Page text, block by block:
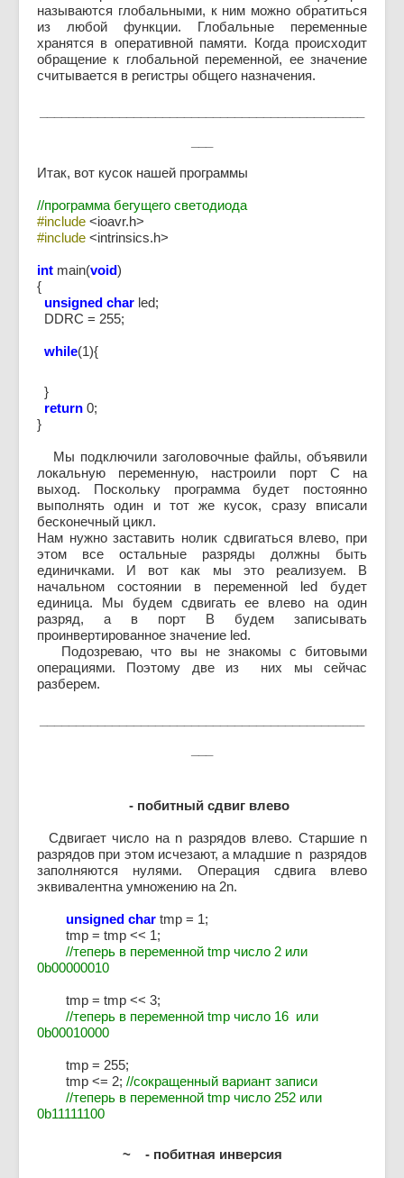
называются глобальными, к ним можно обратиться
из любой функции. Глобальные переменные
хранятся в оперативной памяти. Когда происходит
обращение к глобальной переменной, ее значение
считывается в регистры общего назначения.
Итак, вот кусок нашей программы
//программа бегущего светодиода
#include <ioavr.h>
#include <intrinsics.h>
int main(void)
{
unsigned char led;
DDRC = 255;
while(1){
}
return 0;
}
Мы подключили заголовочные файлы, объявили
локальную переменную, настроили порт C на
выход. Поскольку программа будет постоянно
выполнять один и тот же кусок, сразу вписали
бесконечный цикл.
Нам нужно заставить нолик сдвигаться влево, при
этом все остальные разряды должны быть
единичками. И вот как мы это реализуем. В
начальном состоянии в переменной led будет
единица. Мы будем сдвигать ее влево на один
разряд, а в порт B будем записывать
проинвертированное значение led.
Подозреваю, что вы не знакомы с битовыми
операциями. Поэтому две из них мы сейчас
разберем.
- побитный сдвиг влево
Сдвигает число на n разрядов влево. Старшие n
разрядов при этом исчезают, а младшие n разрядов
заполняются нулями. Операция сдвига влево
эквивалентна умножению на 2n.
unsigned char tmp = 1;
tmp = tmp << 1;
//теперь в переменной tmp число 2 или
0b00000010
tmp = tmp << 3;
//теперь в переменной tmp число 16 или
0b00010000
tmp = 255;
tmp <= 2; //сокращенный вариант записи
//теперь в переменной tmp число 252 или
0b11111100
~ - побитная инверсия